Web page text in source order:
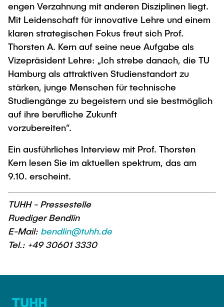
engen Verzahnung mit anderen Disziplinen liegt.
Mit Leidenschaft für innovative Lehre und einem
klaren strategischen Fokus freut sich Prof.
Thorsten A. Kern auf seine neue Aufgabe als
Vizepräsident Lehre: „Ich strebe danach, die TU
Hamburg als attraktiven Studienstandort zu
stärken, junge Menschen für technische
Studiengänge zu begeistern und sie bestmöglich
auf ihre berufliche Zukunft
vorzubereiten“.
Ein ausführliches Interview mit Prof. Thorsten
Kern lesen Sie im aktuellen spektrum, das am
9.10. erscheint.
TUHH - Pressestelle
Ruediger Bendlin
E-Mail: bendlin@tuhh.de
Tel.: +49 30601 3330